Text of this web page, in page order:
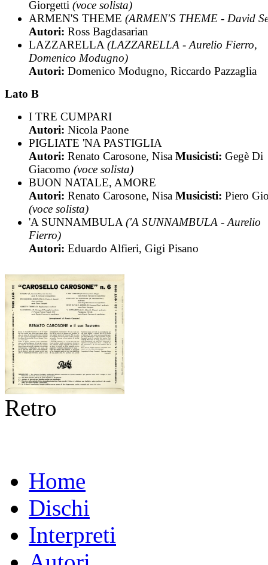
Giorgetti (voce solista)
ARMEN'S THEME (ARMEN'S THEME - David
Autori: Ross Bagdasarian
LAZZARELLA(LAZZARELLA - Aurelio Fierro,
Domenico Modugno)
Autori: Domenico Modugno, Riccardo Pazzaglia
Lato B
I TRE CUMPARI
Autori: Nicola Paone
PIGLIATE 'NA PASTIGLIA
Autori: Renato Carosone, Nisa Musicisti: Gegè Di
Giacomo (voce solista)
BUON NATALE, AMORE
Autori: Renato Carosone, Nisa Musicisti: Piero
(voce solista)
'A SUNNAMBULA('A SUNNAMBULA - Aurelio
Fierro)
Autori: Eduardo Alfieri, Gigi Pisano
Retro
Home
Dischi
Interpreti